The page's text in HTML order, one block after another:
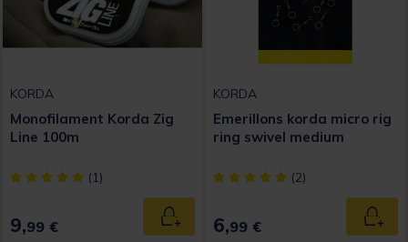
KORDA
Monofilament Korda Zig
Line 100m
[object Object] out of 5 Customer Rating
(1)
9,99 € Ajouter au panier
KORDA
Emerillons korda micro rig
ring swivel medium
[object Object] out of 5
(2)
6,99 €